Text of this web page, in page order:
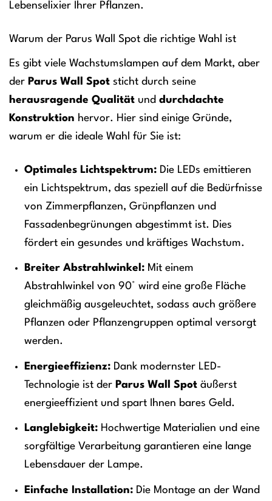
Lebenselixier Ihrer Pflanzen.
Warum der Parus Wall Spot die richtige Wahl ist
Es gibt viele Wachstumslampen auf dem Markt, aber
der Parus Wall Spot sticht durch seine
herausragende Qualität und durchdachte
Konstruktion hervor. Hier sind einige Gründe,
warum er die ideale Wahl für Sie ist:
Optimales Lichtspektrum:Die LEDs emittieren
ein Lichtspektrum, das speziell auf die Bedürfnisse
von Zimmerpflanzen, Grünpflanzen und
Fassadenbegrünungen abgestimmt ist. Dies
fördert ein gesundes und kräftiges Wachstum.
Breiter Abstrahlwinkel:Mit einem
Abstrahlwinkel von 90° wird eine große Fläche
gleichmäßig ausgeleuchtet, sodass auch größere
Pflanzen oder Pflanzengruppen optimal versorgt
werden.
Energieeffizienz:Dank modernster LED-
Technologie ist der Parus Wall Spotäußerst
energieeffizient und spart Ihnen bares Geld.
Langlebigkeit:Hochwertige Materialien und eine
sorgfältige Verarbeitung garantieren eine lange
Lebensdauer der Lampe.
Einfache Installation:Die Montage an der Wand